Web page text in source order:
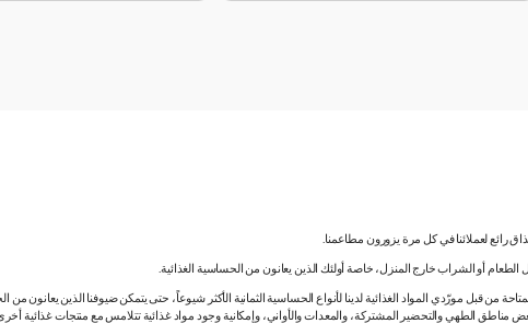
رائع لعملائنا في كل مرة يزورون مطاعمنا.
الطعام أو الشراب خارج المنزل، خاصة أولئك الذين يعانون من الحساسية الغذائية.
من قبل مورّدي المواد الغذائية لدينا لأنواع الحساسية الثمانية الأكثر شيوعاً، حتى يتمكن ضيوفنا الذين
مناطق الطهي والتحضير المشتركة، والمعدات والأواني، وإمكانية وجود مواد غذائية تتلامس مع منتجات غذائية